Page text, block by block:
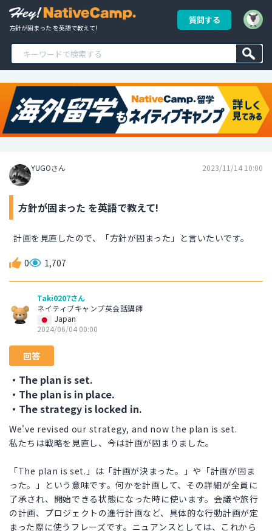
方針が固まった を英語で教えて!
質問する
YUGOさん 2023/11/14 10:00
方針が固まった を英語で教えて!
計画を見直したので、「方針が固まった」と言いたいです。
0 1,707
Taki0207さん
ネイティブキャンプ英会話講師
Japan
2024/06/04 00:00
回答
・The plan is set.
・The plan is in place.
・The strategy is locked in.
We've revised our strategy, and now the plan is set.
私たちは戦略を見直し、今は計画が固まりました。
「The plan is set.」は「計画が決まった。」や「計画が固ま
った。」という意味です。何かを計画して、その詳細が全員に
了承され、開始できる状態になった時に使います。会議や旅行
の計画、プロジェクトの進行計画など、具体的な行動計画が定
まった際に使うフレーズです。ニュアンスとしては、これから